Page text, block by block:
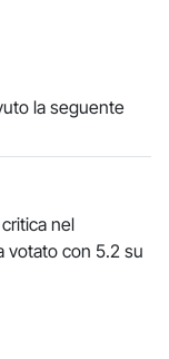
la seguente
nel
votato con 5.2 su